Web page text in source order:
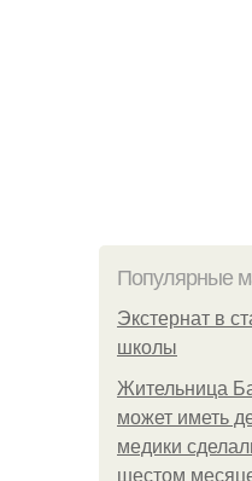
Популярные
Экстернат в
школы
Жительница
может иметь
медики
шестом